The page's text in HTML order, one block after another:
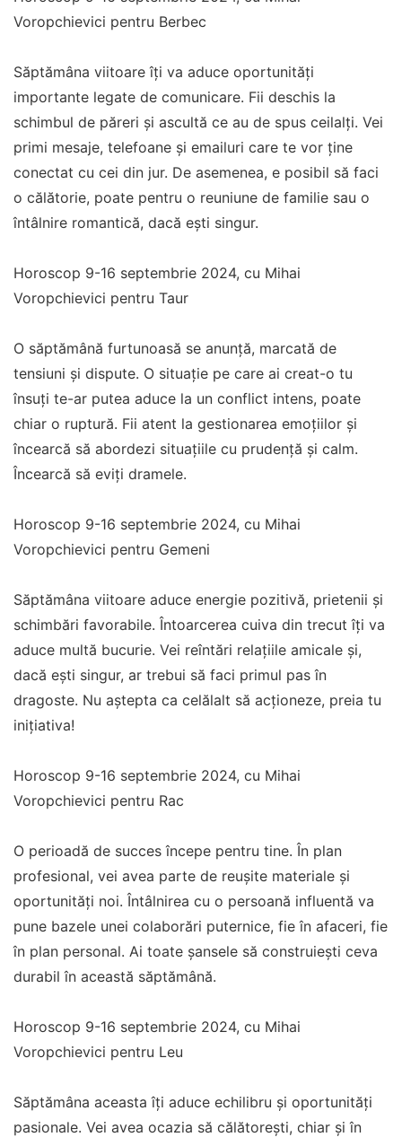
Voropchievici pentru Berbec
Săptămâna viitoare îți va aduce oportunități
importante legate de comunicare. Fii deschis la
schimbul de păreri și ascultă ce au de spus ceilalți. Vei
primi mesaje, telefoane și emailuri care te vor ține
conectat cu cei din jur. De asemenea, e posibil să faci
o călătorie, poate pentru o reuniune de familie sau o
întâlnire romantică, dacă ești singur.
Horoscop 9-16 septembrie 2024, cu Mihai
Voropchievici pentru Taur
O săptămână furtunoasă se anunță, marcată de
tensiuni și dispute. O situație pe care ai creat-o tu
însuți te-ar putea aduce la un conflict intens, poate
chiar o ruptură. Fii atent la gestionarea emoțiilor și
încearcă să abordezi situațiile cu prudență și calm.
Încearcă să eviți dramele.
Horoscop 9-16 septembrie 2024, cu Mihai
Voropchievici pentru Gemeni
Săptămâna viitoare aduce energie pozitivă, prietenii și
schimbări favorabile. Întoarcerea cuiva din trecut îți va
aduce multă bucurie. Vei reîntări relațiile amicale și,
dacă ești singur, ar trebui să faci primul pas în
dragoste. Nu aștepta ca celălalt să acționeze, preia tu
inițiativa!
Horoscop 9-16 septembrie 2024, cu Mihai
Voropchievici pentru Rac
O perioadă de succes începe pentru tine. În plan
profesional, vei avea parte de reușite materiale și
oportunități noi. Întâlnirea cu o persoană influentă va
pune bazele unei colaborări puternice, fie în afaceri, fie
în plan personal. Ai toate șansele să construiești ceva
durabil în această săptămână.
Horoscop 9-16 septembrie 2024, cu Mihai
Voropchievici pentru Leu
Săptămâna aceasta îți aduce echilibru și oportunități
pasionale. Vei avea ocazia să călătorești, chiar și în